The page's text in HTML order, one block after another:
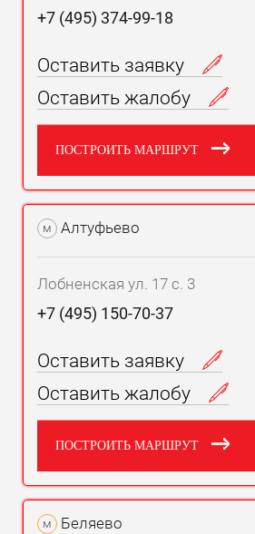
+7 (495) 374-99-18
Оставить заявку
Оставить жалобу
ПОСТРОИТЬ МАРШРУТ
м Алтуфьево
Лобненская ул. 17 с. 3
+7 (495) 150-70-37
Оставить заявку
Оставить жалобу
ПОСТРОИТЬ МАРШРУТ
м Беляево